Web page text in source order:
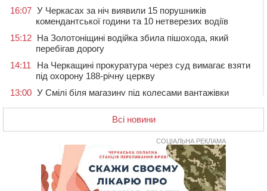
16:07 У Черкасах за ніч виявили 15 порушників
комендантської години та 10 нетверезих водіїв
15:12 На Золотоніщині водійка збила пішохода, який
перебігав дорогу
14:11
На Черкащині прокуратура через суд вимагає взяти
під охорону 188-річну церкву
13:00 У Смілі біля магазину під колесами вантажівки
У Черкасах пропонують для приватизації
п’ятиповерховий об’єкт у центрі міста
Не вистачає стажу для пенсії: як його докупити та що
потрібно знати
У Черкасах виявили низку недоліків у гуртожитку, де
проживають ВПО
Всі новини
СОЦІАЛЬНА РЕКЛАМА